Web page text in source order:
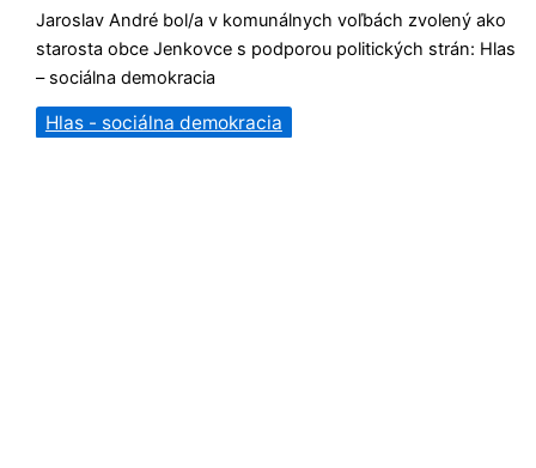
Jaroslav André bol/a v komunálnych voľbách zvolený ako
starosta obce Jenkovce s podporou politických strán: Hlas
– sociálna demokracia
Hlas - sociálna demokracia